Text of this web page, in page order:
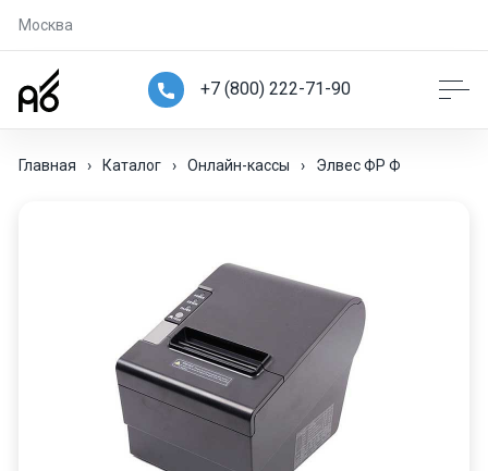
Москва
+7 (800) 222-71-90
Главная › Каталог › Онлайн-кассы › Элвес ФР Ф